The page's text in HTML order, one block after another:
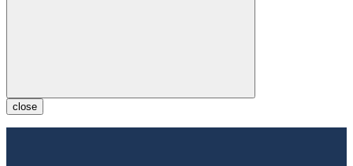
close